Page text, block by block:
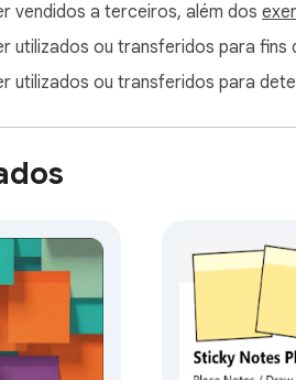
vendidos a terceiros, além dos
utilizados ou transferidos para
utilizados ou transferidos para